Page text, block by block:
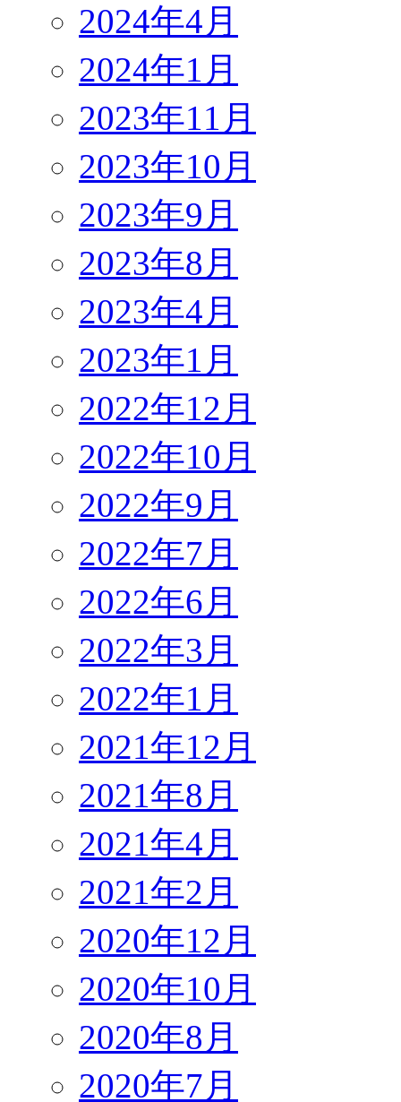
2024年4月
2024年1月
2023年11月
2023年10月
2023年9月
2023年8月
2023年4月
2023年1月
2022年12月
2022年10月
2022年9月
2022年7月
2022年6月
2022年3月
2022年1月
2021年12月
2021年8月
2021年4月
2021年2月
2020年12月
2020年10月
2020年8月
2020年7月